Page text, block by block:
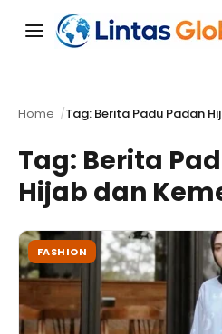
Menu
Home Tag: Berita Padu Padan
Tag: Berita
Hijab dan
FASHION